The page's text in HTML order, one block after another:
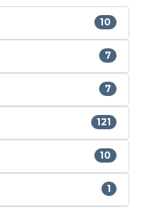
10
7
7
121
10
1